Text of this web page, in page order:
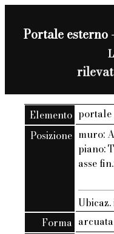
Portale esterno
Elemento portale
Posizione muro: A
piano: T
asse
Forma arcuata